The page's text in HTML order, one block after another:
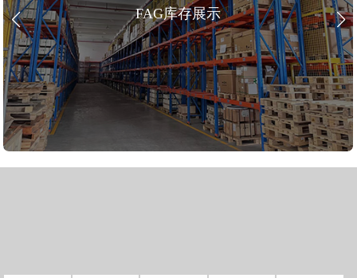
FAG库存展示